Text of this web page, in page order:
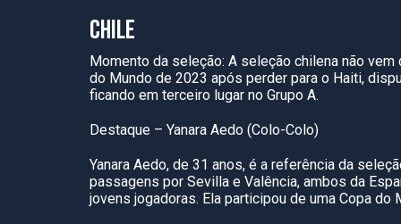
CHILE
Momento da seleção: A seleção chilena não
do Mundo de 2023 após perder para o Haiti,
ficando em terceiro lugar no Grupo A.
Destaque – Yanara Aedo (Colo-Colo)
Yanara Aedo, de 31 anos, é a referência da
passagens por Sevilla e Valência, ambos da
jovens jogadoras. Ela participou de uma Copa do